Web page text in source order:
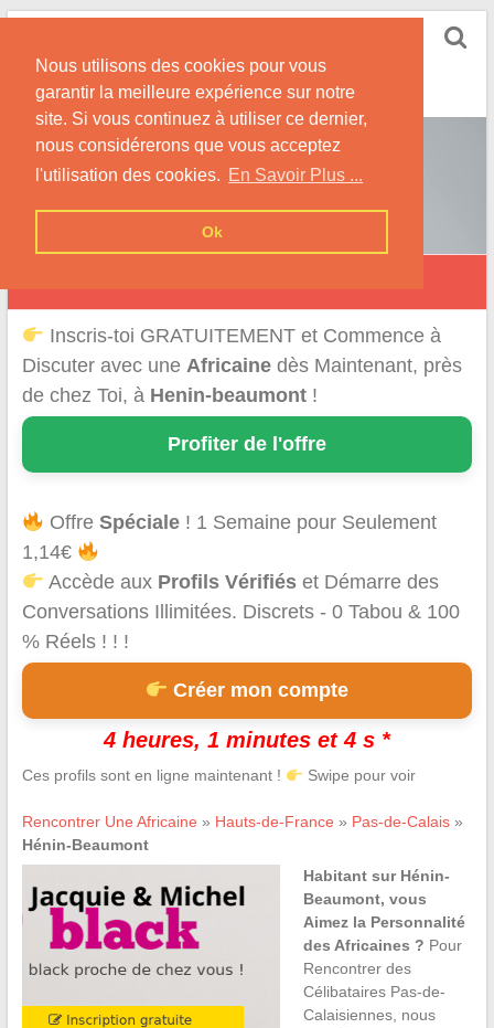
Nous utilisons des cookies pour vous
garantir la meilleure expérience sur notre
site. Si vous continuez à utiliser ce dernier,
nous considérerons que vous acceptez
l'utilisation des cookies. En Savoir Plus ...
Ok
Skip
content
Conseils et Infos pour la Rencontre d'une Belle
Africaine !
Inscris-toi GRATUITEMENT et Commence à
Discuter avec une Africainedès Maintenant, près
de chez Toi, à Henin-beaumont!
Profiter de l'offre
OffreSpéciale ! 1 Semaine pour Seulement
1,14€
Accède aux Profils Vérifiés et Démarre des
Conversations Illimitées. Discrets - 0 Tabou & 100
% Réels ! ! !
Créer mon compte
4 heures, 1 minutes et 4 s *
Ces profils sont en ligne maintenant ! Swipe pour voir
Rencontrer Une Africaine » Hauts-de-France » Pas-de-Calais»
Hénin-Beaumont
Habitant sur Hénin-
Beaumont, vous
Aimez la Personnalité
des Africaines ? Pour
Rencontrer des
Célibataires Pas-de-
Calaisiennes, nous